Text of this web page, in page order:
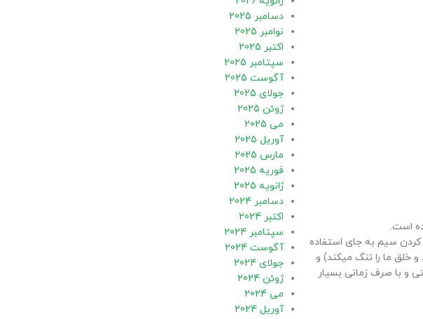
است.
سیم به جای استفاده
خلق ما را تنگ میکند) و
و با صرف زمانی بسیار
دسامبر 2025
نوامبر 2025
اکتبر 2025
سپتامبر 2025
آگوست 2025
جولای 2025
ژوئن 2025
می 2025
آوریل 2025
مارس 2025
فوریه 2025
ژانویه 2025
دسامبر 2024
اکتبر 2024
سپتامبر 2024
آگوست 2024
جولای 2024
ژوئن 2024
می 2024
آوریل 2024